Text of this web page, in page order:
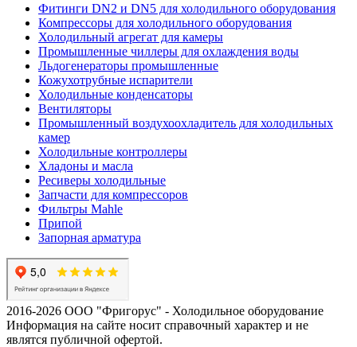
Фитинги DN2 и DN5 для холодильного оборудования
Компрессоры для холодильного оборудования
Холодильный агрегат для камеры
Промышленные чиллеры для охлаждения воды
Льдогенераторы промышленные
Кожухотрубные испарители
Холодильные конденсаторы
Вентиляторы
Промышленный воздухоохладитель для холодильных
камер
Холодильные контроллеры
Хладоны и масла
Ресиверы холодильные
Запчасти для компрессоров
Фильтры Mahle
Припой
Запорная арматура
2016-2026 ООО "Фригорус" - Холодильное оборудование
Информация на сайте носит справочный характер и не
являтся публичной офертой.